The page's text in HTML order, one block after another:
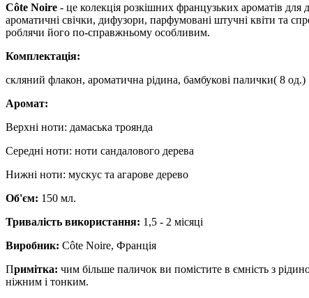
Côte Noire - це колекція розкішних французьких ароматів
ароматичні свічки, дифузори, парфумовані штучні квіти та
роблячи його по-справжньому особливим.
Комплектація:
скляний флакон, ароматична рідина, бамбукові палички( 8 од.)
Аромат:
Верхні ноти: дамаська троянда
Середні ноти: ноти сандалового дерева
Нижні ноти: мускус та агарове дерево
Об'єм: 150 мл.
Тривалість використання: 1,5 - 2 місяці
Виробник: Côte Noire, Франція
Примітка: чим більше паличок ви помістите в ємність з
ніжним і тонким.